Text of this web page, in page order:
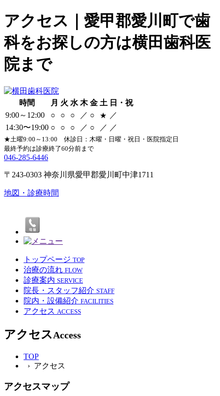
アクセス｜愛甲郡愛川町で歯
科をお探しの方は横田歯科医
院まで
時間 月 火 水 木 金 土 日・祝
9:00～12:00
○ ○ ○ ／ ○ ★ ／
14:30〜19:00 ○ ○ ○ ／ ○ ／ ／
★土曜9:00～13:00 休診日：木曜・日曜・祝日・医院指定日
最終予約は診療終了60分前まで
046-285-6446
〒243-0303 神奈川県愛甲郡愛川町中津1711
地図・診療時間
トップページ TOP
治療の流れ FLOW
診療案内 SERVICE
院長・スタッフ紹介 STAFF
院内・設備紹介 FACILITIES
アクセス ACCESS
アクセスAccess
TOP
› アクセス
アクセスマップ